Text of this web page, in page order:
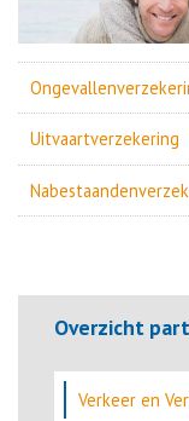
Uitvaartverzekering
Overzicht
Verkeer en